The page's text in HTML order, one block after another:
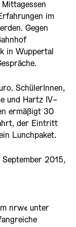
Mittagessen
im
Gegen
in Wuppertal
SchülerInnen,
und Hartz IV-
ermäßigt 30
der Eintritt
Lunchpaket.
September 2015,
nrw« unter